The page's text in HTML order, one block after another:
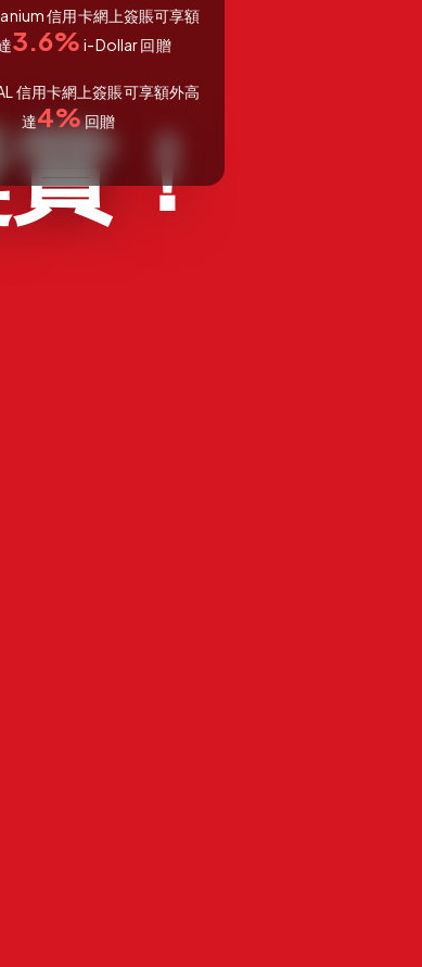
！
信用卡網上簽賬可享額
3.6% i-Dollar 回贈
信用卡網上簽賬可享額外高
達4%回贈